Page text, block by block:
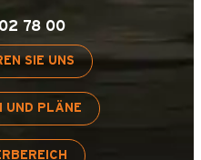
78 00
SIE UNS
UND PLÄNE